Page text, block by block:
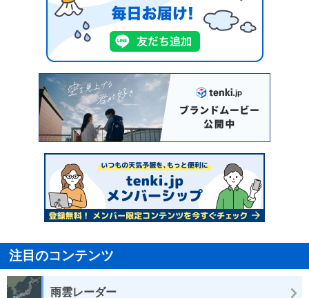
注目のコンテンツ
雨雲レーダー